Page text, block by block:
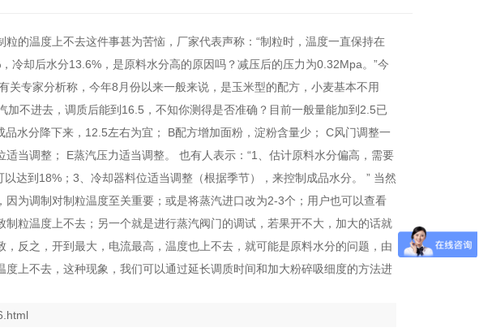
的温度上不去这件事甚为苦恼，厂家代表声称：“制粒时，温度一直保持在
却后水分13.6%，是原料水分高的原因吗？减压后的压力为0.32Mpa。”今
关专家分析称，今年8月份以来一般来说，是玉米型的配方，小麦基本不用
不进去，调质后能到16.5，不知你测得是否准确？目前一般量能加到2.5已
水分降下来，12.5左右为宜； B配方增加面粉，淀粉含量少； C风门调整一
当调整； E蒸汽压力适当调整。 也有人表示：“1、估计原料水分偏高，需要
达到18%；3、冷却器料位适当调整（根据季节），来控制成品水分。 ” 当然
为调制对制粒温度至关重要；或是将蒸汽进口改为2-3个；用户也可以查看
粒温度上不去；另一个就是进行蒸汽阀门的调试，若果开不大，加大的话就
反之，开到最大，电流最高，温度也上不去，就可能是原料水分的问题，由
上不去，这种现象，我们可以通过延长调质时间和加大粉碎吸细度的方法进